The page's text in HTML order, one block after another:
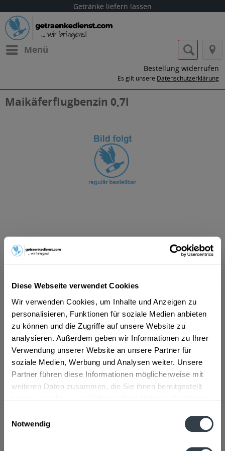
Diese Webseite verwendet Cookies
Wir verwenden Cookies, um Inhalte und Anzeigen zu
personalisieren, Funktionen für soziale Medien anbieten
zu können und die Zugriffe auf unsere Website zu
analysieren. Außerdem geben wir Informationen zu Ihrer
Verwendung unserer Website an unsere Partner für
soziale Medien, Werbung und Analysen weiter. Unsere
Partner führen diese Informationen möglicherweise mit
weiteren Daten zusammen, die Sie ihnen bereitgestellt
Notwendig
Getränke liefern lassen
Menü
Bestellung widerrufen
Es gilt unsere Datenschutzerklärung
Maikäferflugbenzin 0,7l
ab 18,69 € *
Vorrätig
In denWarenkorb
Artikel-Nr.:
29796
Verfügbar in:
Beschreibung
mehr
Flaschengröße: